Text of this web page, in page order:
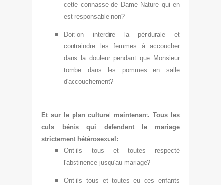
cette connasse de Dame Nature qui en
est responsable non?
Doit-on interdire la péridurale et
contraindre les femmes à accoucher
dans la douleur pendant que Monsieur
tombe dans les pommes en salle
d'accouchement?
Et sur le plan culturel maintenant. Tous
les
culs bénisqui défendent le mariage
strictement hétérosexuel:
Ont-ils tous et toutes respecté
'abstinence jusqu'au mariage?
Ont-ils tous et toutes eu des enfants